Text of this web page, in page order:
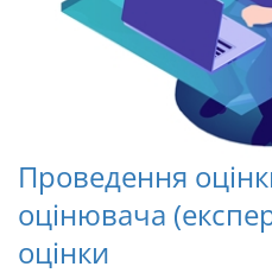
Проведення
оцінювача
оцінки